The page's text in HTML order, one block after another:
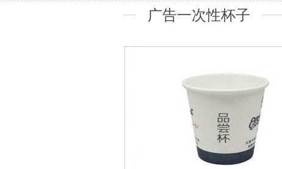
广告一次性杯子